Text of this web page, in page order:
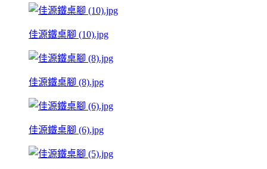
佳源鐵桌腳 (10).jpg
佳源鐵桌腳 (8).jpg
佳源鐵桌腳 (6).jpg